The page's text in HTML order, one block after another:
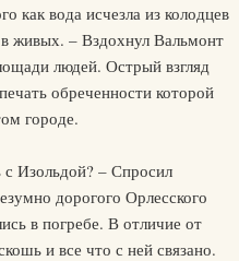
как вода исчезла из колодцев
живых. – Вздохнул Вальмонт
людей. Острый взгляд
обреченности которой
городе.
с Изольдой? – Спросил
дорогого Орлесского
в погребе. В отличие от
и все что с ней связано.